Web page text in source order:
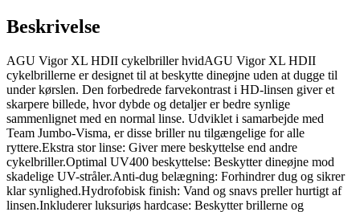
Beskrivelse
AGU Vigor XL HDII cykelbriller hvidAGU Vigor XL HDII
cykelbrillerne er designet til at beskytte dineøjne uden at dugge til
under kørslen. Den forbedrede farvekontrast i HD-linsen giver et
skarpere billede, hvor dybde og detaljer er bedre synlige
sammenlignet med en normal linse. Udviklet i samarbejde med
Team Jumbo-Visma, er disse briller nu tilgængelige for alle
ryttere.Ekstra stor linse: Giver mere beskyttelse end andre
cykelbriller.Optimal UV400 beskyttelse: Beskytter dineøjne mod
skadelige UV-stråler.Anti-dug belægning: Forhindrer dug og sikrer
klar synlighed.Hydrofobisk finish: Vand og snavs preller hurtigt af
linsen.Inkluderer luksuriøs hardcase: Beskytter brillerne og